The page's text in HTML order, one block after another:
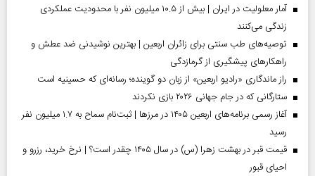
آمار معلولیت در ایران | بیش از ۱۰.۵ میلیون نفر با محدودیت عملکردی
زندگی می‌کنند
توصیه‌های طب سنتی برای زائران اربعین | بهترین نوشیدنی ضد عطش و
راهکارهای پیشگیری از گرمازدگی
راز ماندگاری «رادیو اربعین» از زبان دو گوینده؛ رسانه‌ای که حسینیه است
ستارگانی که در جام جهانی ۲۰۲۶ بازی نکردند
آغاز رسمی برنامه‌های اربعین ۱۴۰۵ در مرز‌ها | ثبت‌نام سماح به ۱.۷ میلیون نفر
رسید
قیمت قبر در بهشت زهرا (س) در سال ۱۴۰۵ چقدر است؟ | نرخ خرید، رزرو و
احیای قبور